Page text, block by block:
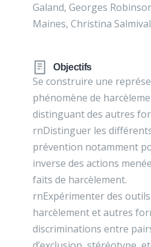
Galand, Georges
Maines, Christina
Objectifs
Se construire une
phénomène de
distinguant des autres
rnDistinguer les
prévention notamment
inverse des actions
faits de harcèlement.
rnExpérimenter des
harcèlement et autres
discriminations entre